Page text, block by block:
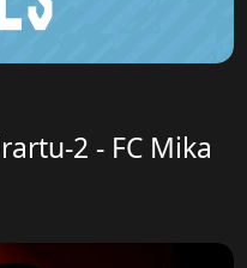
2 - FC Mika